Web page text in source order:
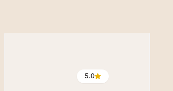
5.0